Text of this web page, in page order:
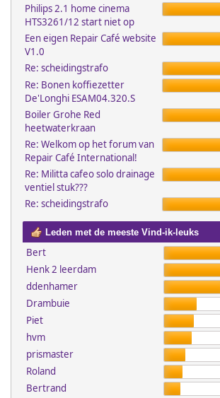
Philips 2.1 home cinema
HTS3261/12 start niet op
Een eigen Repair Café website
V1.0
Re: scheidingstrafo
Re: Bonen koffiezetter
De'Longhi ESAM04.320.S
Boiler Grohe Red
heetwaterkraan
Re: Welkom op het forum van
Repair Café International!
Re: Militta cafeo solo drainage
ventiel stuk???
Re: scheidingstrafo
Leden met de meeste Vind-ik-leuks
Bert
Henk 2 leerdam
ddenhamer
Drambuie
Piet
hvm
prismaster
Roland
Bertrand